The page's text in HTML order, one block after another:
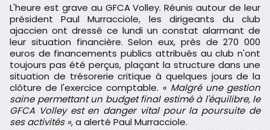
L'heure est grave au GFCA Volley. Réunis autour de leur
président Paul Murracciole, les dirigeants du club
ajaccien ont dressé ce lundi un constat alarmant de
leur situation financière. Selon eux, près de 270 000
euros de financements publics attribués au club n'ont
toujours pas été perçus, plaçant la structure dans une
situation de trésorerie critique à quelques jours de la
clôture de l'exercice comptable. « Malgré une gestion
saine permettant un budget final estimé à l'équilibre, le
GFCA Volley est en danger vital pour la poursuite de
ses activités », a alerté Paul Murracciole.